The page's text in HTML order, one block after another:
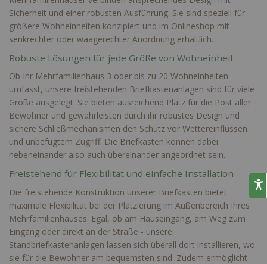
Sicherheit und einer robusten Ausführung. Sie sind speziell für
größere Wohneinheiten konzipiert und im Onlineshop mit
senkrechter oder waagerechter Anordnung erhältlich.
Robuste Lösungen für jede Größe von Wohneinheit
Ob Ihr Mehrfamilienhaus 3 oder bis zu 20 Wohneinheiten
umfasst, unsere freistehenden Briefkastenanlagen sind für viele
Größe ausgelegt. Sie bieten ausreichend Platz für die Post aller
Bewohner und gewährleisten durch ihr robustes Design und
sichere Schließmechanismen den Schutz vor Wettereinflüssen
und unbefugtem Zugriff. Die Briefkästen können dabei
nebeneinander also auch übereinander angeordnet sein.
Freistehend für Flexibilität und einfache Installation
Die freistehende Konstruktion unserer Briefkästen bietet
maximale Flexibilität bei der Platzierung im Außenbereich Ihres
Mehrfamilienhauses. Egal, ob am Hauseingang, am Weg zum
Eingang oder direkt an der Straße - unsere
Standbriefkastenanlagen lassen sich überall dort installieren, wo
sie für die Bewohner am bequemsten sind. Zudem ermöglicht